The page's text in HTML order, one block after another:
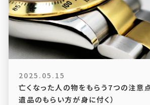
2025.05.15
亡くなった人の物をもらう7つの注意
遺品のもらい方が身に付く）